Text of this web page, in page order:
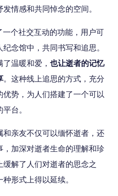
情感和共同悼念的空间。
个社交互动的功能，用户可
念馆中，共同书写和追思。
温暖和爱， 也让逝者的记忆
。这种线上追思的方式，充分
势，为人们搭建了一个可以
台。
亲友不仅可以缅怀逝者，还
加深对逝者生命的理解和珍
解了人们对逝者的思念之
形式上得以延续。